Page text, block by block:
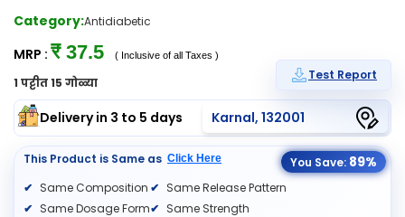
Category:Antidiabetic
MRP : ₹ 37.5 ( Inclusive of all Taxes )
1 पट्टीत 15 गोळ्या Test Report
Delivery in 3 to 5 days Karnal, 132001
This Product is Same as Click Here You Save: 89%
Same Composition
Same Dosage Form
Same Release Pattern
Same Strength